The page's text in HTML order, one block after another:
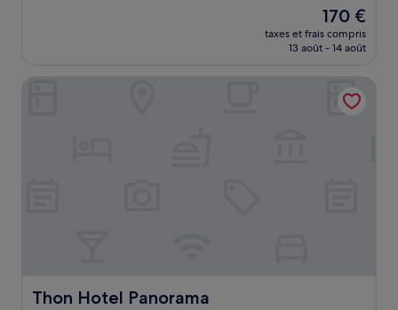
Le
nouveau
prix
de
170 €
170 €
taxes et frais compris
13 août - 14 août
Thon Hotel Panorama
Thon Hotel Panorama